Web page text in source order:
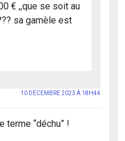
€ ,,que se soit au
sa gamèle est
10 DÉCEMBRE 2023 À 18H44
terme “déchu” !